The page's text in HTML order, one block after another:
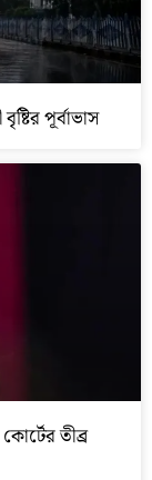
পূর্বাভাস
তীব্র